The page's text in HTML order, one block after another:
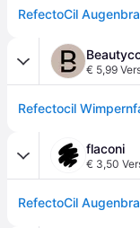
€ 5,99
Refectocil
flaconi
€ 3,50